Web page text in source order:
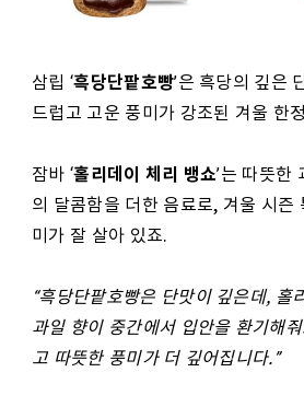
삼립 ‘흑당단팥호빵’은 흑당의 깊은
드럽고 고운 풍미가 강조된 겨울 한
잠바 ‘홀리데이 체리 뱅쇼’는 따뜻한
의 달콤함을 더한 음료로, 겨울 시즌
미가 잘 살아 있죠.
“흑당단팥호빵은 단맛이 깊은데, 홀
과일 향이 중간에서 입안을 환기해
고 따뜻한 풍미가 더 깊어집니다.”